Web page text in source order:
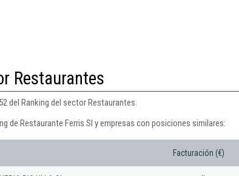
Restaurantes
del Ranking del sector Restaurantes.
de Restaurante Ferris Sl y empresas con posiciones similares:
Facturación (€)